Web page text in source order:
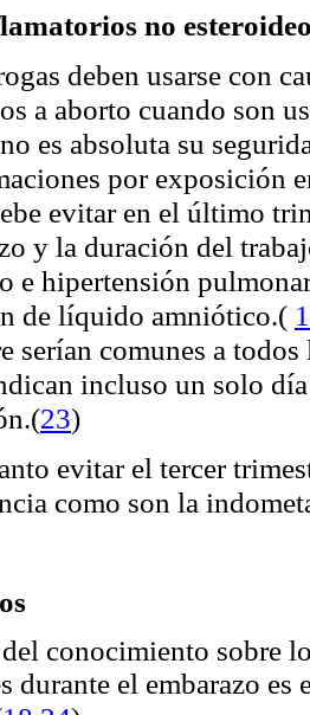
no
deben usarse con
a aborto cuando son
es absoluta su
por exposición
evitar en el último
y la duración del
e hipertensión
de líquido amniótico.(
serían comunes a
incluso un solo
(23)
evitar el tercer
como son la
conocimiento sobre
durante el embarazo es